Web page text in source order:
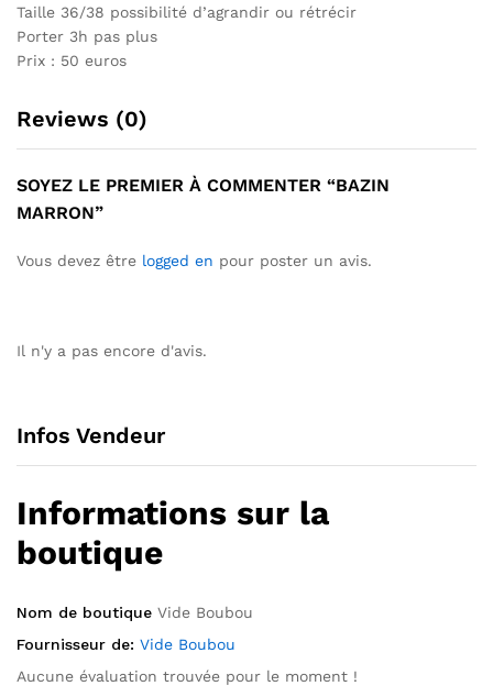
Taille 36/38 possibilité d’agrandir ou rétrécir
Porter 3h pas plus
Prix : 50 euros
Reviews (0)
SOYEZ LE PREMIER À COMMENTER “BAZIN
MARRON”
Vous devez être logged en pour poster un avis.
Il n'y a pas encore d'avis.
Infos Vendeur
Informations sur la
boutique
Nom de boutique Vide Boubou
Fournisseur de: Vide Boubou
Aucune évaluation trouvée pour le moment !